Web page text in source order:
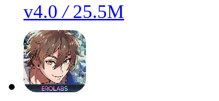
v4.0/25.5M